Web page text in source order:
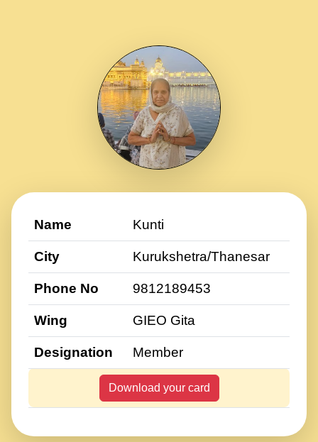
Name Kunti
City Kurukshetra/Thanesar
Phone No 9812189453
Wing GIEO Gita
Designation Member
Download your card